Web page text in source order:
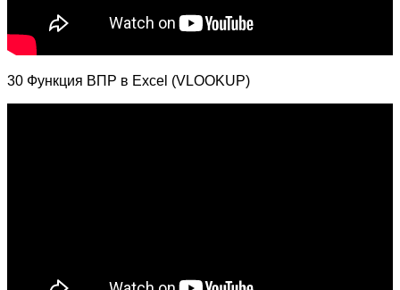
30 Функция ВПР в Excel (VLOOKUP)